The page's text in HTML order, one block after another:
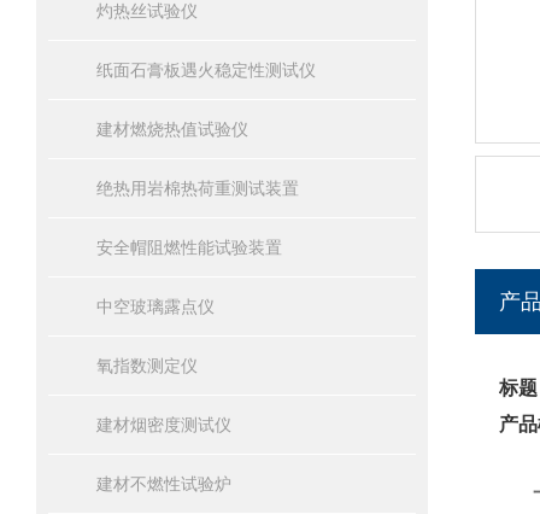
灼热丝试验仪
纸面石膏板遇火稳定性测试仪
建材燃烧热值试验仪
绝热用岩棉热荷重测试装置
安全帽阻燃性能试验装置
中空玻璃露点仪
氧指数测定仪
建材烟密度测试仪
建材不燃性试验炉
产
标
产